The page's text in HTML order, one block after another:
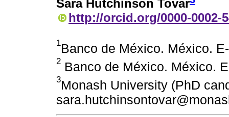
Sara Hutchinson Tovar
http://orcid.org/0000-0002-
1Banco de México. México.
2 Banco de México. México.
3Monash University (PhD